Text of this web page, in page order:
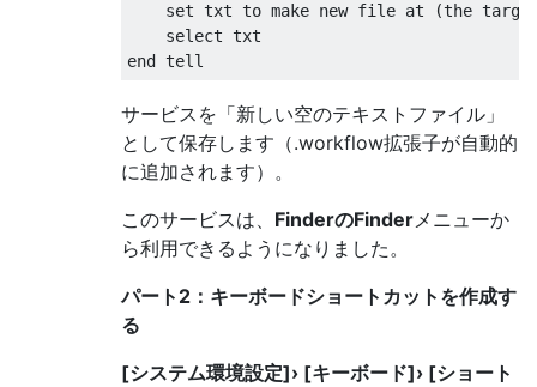
set txt to make new file at (the
    select txt
サービスを「新しい空のテキストファイル」
として保存します（.workflow拡張子が自動的
に追加されます）。
このサービスは、 FinderのFinderメニューか
ら利用できるようになりました。
パート2：キーボードショートカットを作成す
る
[システム環境設定]› [キーボード]› [ショート